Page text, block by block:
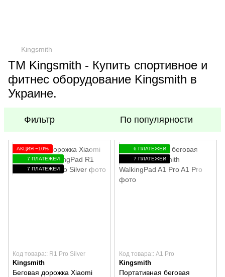
Kingsmith
TM Kingsmith - Купить спортивное и
фитнес оборудование Kingsmith в
Украине.
Фильтр По популярности
АКЦИЯ −10%
7 ПЛАТЕЖЕЙ
7 ПЛАТЕЖЕЙ
Код товара:: R1 Pro Silver
Kingsmith
Беговая дорожка Xiaomi
6 ПЛАТЕЖЕЙ
7 ПЛАТЕЖЕЙ
Код товара:: A1 Pro
Kingsmith
Портативная беговая